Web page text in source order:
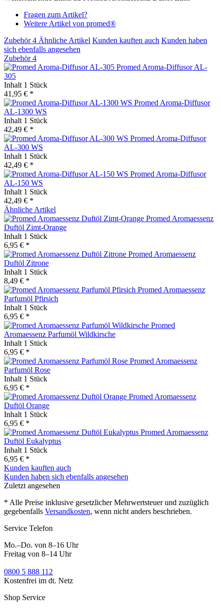
Fragen zum Artikel?
Weitere Artikel von promed®
Zubehör4 Ähnliche Artikel Kunden kauften auch Kunden haben
sich ebenfalls angesehen
Zubehör4
Promed Aroma-Diffusor AL-
305
Inhalt 1 Stück
41,95 € *
Promed Aroma-Diffusor
AL-1300 WS
Inhalt 1 Stück
42,49 € *
Promed Aroma-Diffusor
AL-300 WS
Inhalt 1 Stück
42,49 € *
Promed Aroma-Diffusor
AL-150 WS
Inhalt 1 Stück
42,49 € *
Ähnliche Artikel
Promed Aromaessenz
Duftöl Zimt-Orange
Inhalt 1 Stück
6,95 € *
Promed Aromaessenz
Duftöl Zitrone
Inhalt 1 Stück
8,49 € *
Promed Aromaessenz
Parfumöl Pfirsich
Inhalt 1 Stück
6,95 € *
Promed
Aromaessenz Parfumöl Wildkirsche
Inhalt 1 Stück
6,95 € *
Promed Aromaessenz
Parfumöl Rose
Inhalt 1 Stück
6,95 € *
Promed Aromaessenz
Duftöl Orange
Inhalt 1 Stück
6,95 € *
Promed Aromaessenz
Duftöl Eukalyptus
Inhalt 1 Stück
6,95 € *
Kunden kauften auch
Kunden haben sich ebenfalls angesehen
Zuletzt angesehen
* Alle Preise inklusive gesetzlicher Mehrwertsteuer und zuzüglich
gegebenfalls Versandkosten, wenn nicht anders beschrieben.
Service Telefon
Mo.–Do. von 8–16 Uhr
Freitag von 8–14 Uhr
0800 5 888 112
Kostenfrei im dt. Netz
Shop Service